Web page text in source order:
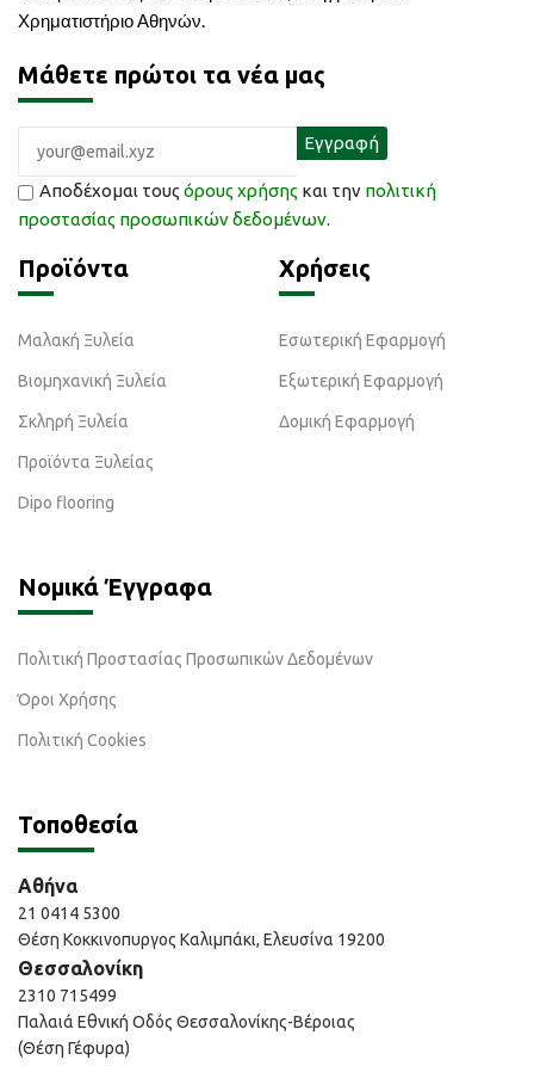
Χρηματιστήριο Αθηνών.
Μάθετε πρώτοι τα νέα μας
Αποδέχομαι τους όρους χρήσης και την πολιτική
προστασίας προσωπικών δεδομένων.
Προϊόντα
Μαλακή Ξυλεία
Βιομηχανική Ξυλεία
Σκληρή Ξυλεία
Προϊόντα Ξυλείας
Dipo flooring
Χρήσεις
Εσωτερική Εφαρμογή
Εξωτερική Εφαρμογή
Δομική Εφαρμογή
Νομικά Έγγραφα
Πολιτική Προστασίας Προσωπικών Δεδομένων
Όροι Χρήσης
Πολιτική Cookies
Τοποθεσία
Αθήνα
21 0414 5300
Θέση Κοκκινοπυργος Καλιμπάκι, Ελευσίνα 19200
Θεσσαλονίκη
2310 715499
Παλαιά Εθνική Οδός Θεσσαλονίκης-Βέροιας
(Θέση Γέφυρα)